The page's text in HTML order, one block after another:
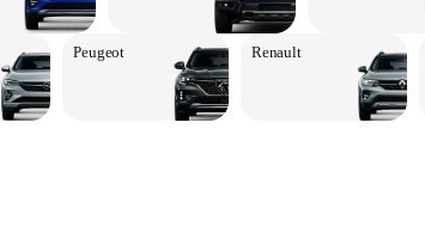
Peugeot Renault